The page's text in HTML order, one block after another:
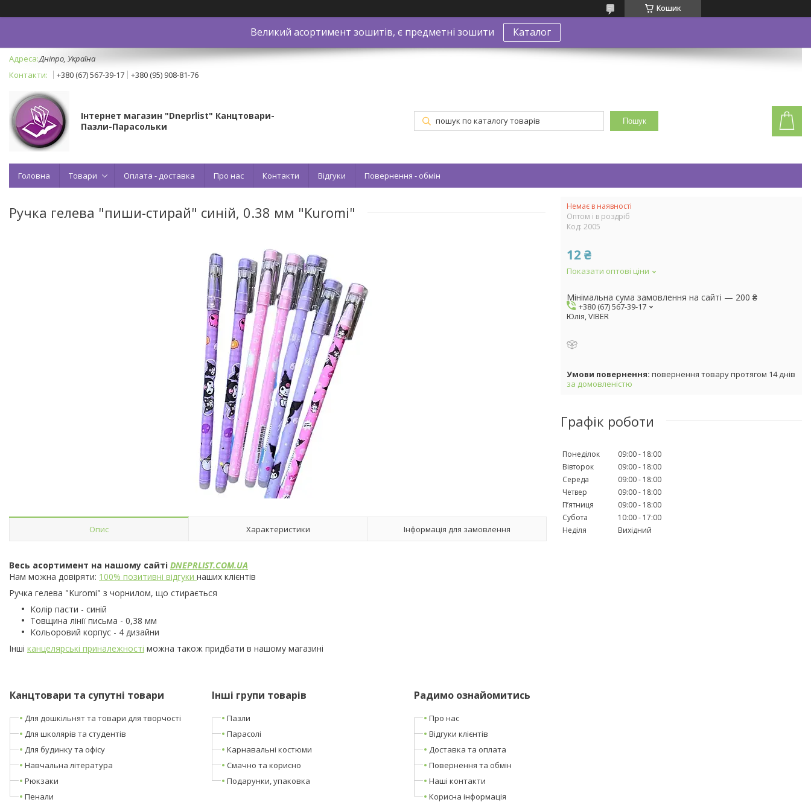
Кошик
Великий асортимент зошитів, є предметні зошити Каталог
Дніпро, Україна
+380 (67) 567-39-17
+380 (95) 908-81-76
Інтернет магазин "Dneprlist" Канцтовари-
Пазли-Парасольки
Пошук
Головна Товари Оплата - доставка Про нас Контакти Відгуки Повернення - обмін
Ручка гелева "пиши-стирай" синій, 0.38 мм "Kuromi"
Опис Характеристики Інформація для замовлення
Весь асортимент на нашому сайті DNEPRLIST.COM.UA
Нам можна довіряти: 100% позитивні відгуки наших клієнтів
Ручка гелева "Kuromi" з чорнилом, що стирається
Колір пасти - синій
Товщина лінії письма - 0,38 мм
Кольоровий корпус - 4 дизайни
Інші канцелярські приналежності можна також придбати в нашому магазині
Немає в наявності
Оптом і в роздріб
Код: 2005
12 ₴
Показати оптові ціни
Мінімальна сума замовлення на сайті — 200 ₴
+380 (67) 567-39-17
Юлія, VIBER
повернення товару протягом 14 днів
за домовленістю
Графік роботи
Понеділок 09:00
18:00
Вівторок
09:00
18:00
Середа
09:00
18:00
Четвер
09:00
18:00
Пʼятниця
09:00
18:00
Субота
10:00
17:00
Неділя
Вихідний
Канцтовари та супутні товари
Для дошкільнят та товари для творчості
Для школярів та студентів
Для будинку та офісу
Навчальна література
Рюкзаки
Пенали
Інші групи товарів
Пазли
Парасолі
Карнавальні костюми
Смачно та корисно
Подарунки, упаковка
Радимо ознайомитись
Про нас
Відгуки клієнтів
Доставка та оплата
Повернення та обмін
Наші контакти
Корисна інформація